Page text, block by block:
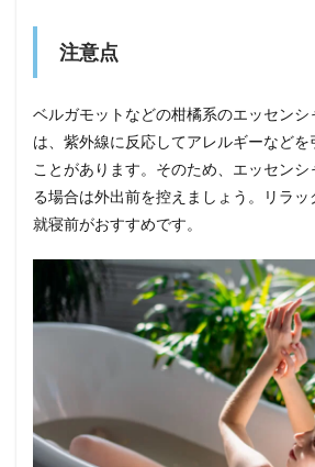
注意点
ベルガモットなどの柑橘系のエッセンシ
は、紫外線に反応してアレルギーなどを
ことがあります。そのため、エッセン
る場合は外出前を控えましょう。リラ
就寝前がおすすめです。